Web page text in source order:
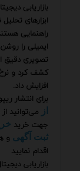
بازاریابی
ابزارهای
راهنمایی
ایمیلی را
تصویری دقیق
کشف کرد و
افزایش داد.
برای انتشار
از می‌توانید
جهت خرید
ثبت آگهی و
اقدام نمایید
بازاریابی